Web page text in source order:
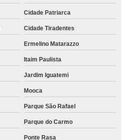
Cidade Patriarca
Cidade Tiradentes
Ermelino Matarazzo
Itaim Paulista
Jardim Iguatemi
Mooca
Parque São Rafael
Parque do Carmo
Ponte Rasa